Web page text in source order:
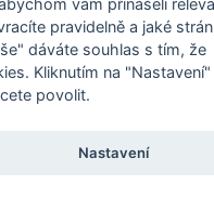
vám přinášeli
pravidelně a jaké
dáváte souhlas s tím, že
Kliknutím na "Nastavení"
povolit.
Nastavení